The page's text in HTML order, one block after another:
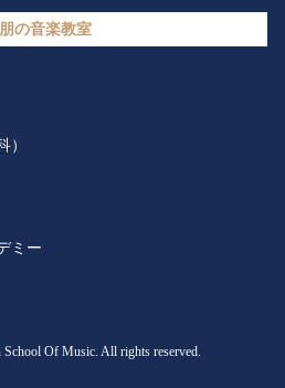
の音楽教室
）
ミー
School Of Music. All rights reserved.